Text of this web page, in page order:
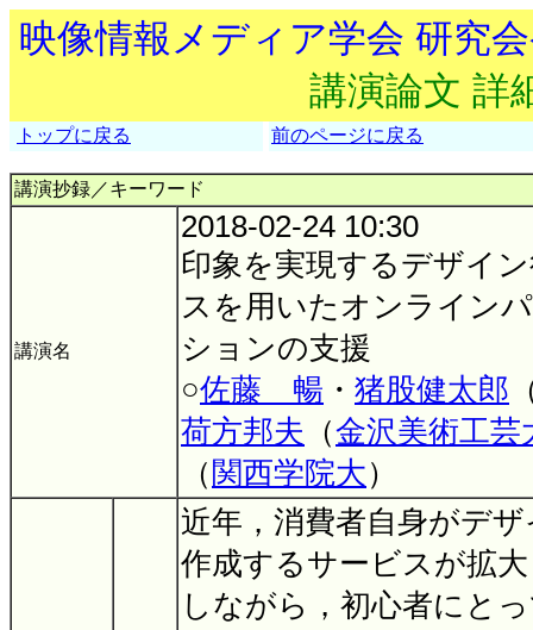
映像情報メディア学会 研究
講演論文 詳
トップに戻る 前のページに戻る
講演抄録／キーワード
講演名
2018-02-24 10:30
印象を実現するデザイ
スを用いたオンライン
ションの支援
○佐藤 暢 ・ 猪股健太郎
荷方邦夫 （金沢美術工芸
（ 関西学院大）
近年，消費者自身がデ
作成するサービスが拡
しながら，初心者にと